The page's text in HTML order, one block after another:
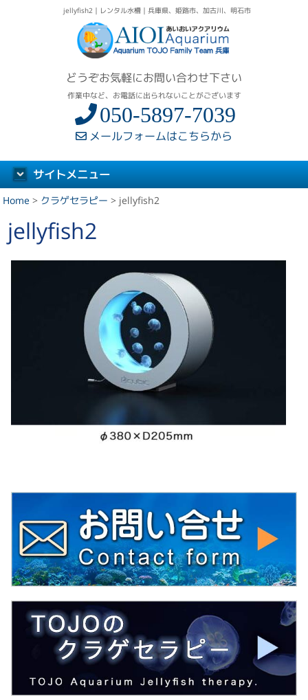
jellyfish2｜レンタル水槽｜兵庫県、姫路市、加古川、明石市
どうぞお気軽にお問い合わせ下さい
作業中など、お電話に出られないことがございます
050-5897-7039
メールフォームはこちらから
サイトメニュー
Home > クラゲセラピー > jellyfish2
jellyfish2